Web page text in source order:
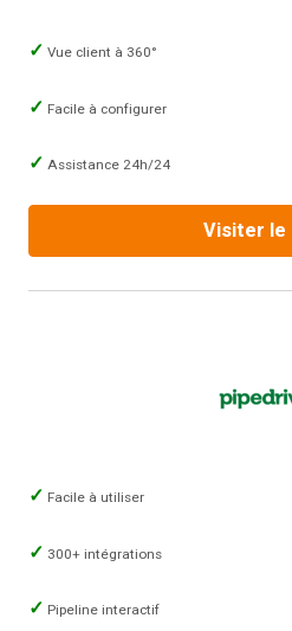
Vue client à 360°
Facile à configurer
Assistance 24h/24
Visiter le
Facile à utiliser
300+ intégrations
Pipeline interactif